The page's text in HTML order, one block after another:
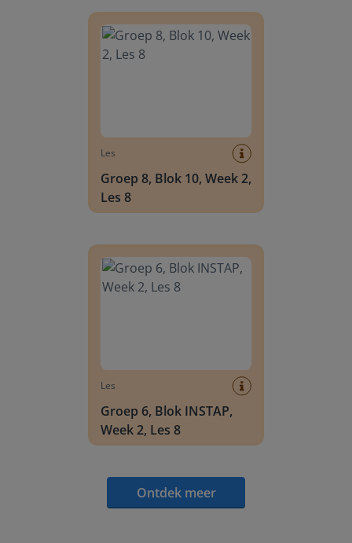
Les
Groep 8, Blok 10, Week 2,
Les 8
Les
Groep 6, Blok INSTAP,
Week 2, Les 8
Ontdek meer